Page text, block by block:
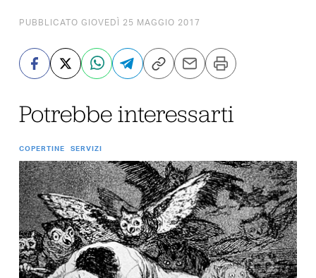
PUBBLICATO GIOVEDÌ 25 MAGGIO 2017
Potrebbe interessarti
COPERTINE SERVIZI